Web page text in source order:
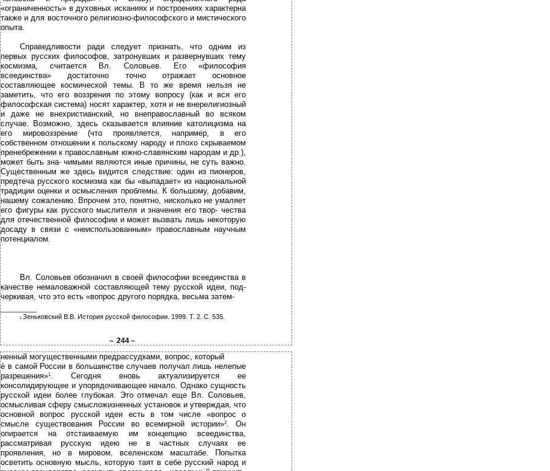
«ограниченность» в духовных исканиях и построениях характерна
также и для восточного религиозно-философского и мистического
опыта.
Справедливости ради следует признать, что одним из
первых русских философов, затронувших и развернувших тему
космизма, считается Вл. Соловьев. Его «философия
всеединства» достаточно точно отражает основное
составляющее космической темы. В то же время нельзя не
заметить, что его воззрения по этому вопросу (как и вся его
философская система) носят характер, хотя и не внерелигиозный
и даже не внехристианский, но внеправославный во всяком
случае. Возможно, здесь сказывается влияние католицизма на
его мировоззрение (что проявляется, например, в его
собственном отношении к польскому народу и плохо скрываемом
пренебрежении к православным южно-славянским народам и др.),
может быть зна- чимыми являются иные причины, не суть важно.
Существенным же здесь видится следствие: один из пионеров,
предтеча русского космизма как бы «выпадает» из национальной
традиции оценки и осмысления проблемы. К большому, добавим,
нашему сожалению. Впрочем это, понятно, нисколько не умаляет
его фигуры как русского мыслителя и значения его твор- чества
для отечественной философии и может вызвать лишь некоторую
досаду в связи с «неиспользованным» православным научным
потенциалом.
Вл. Соловьев обозначил в своей философии всеединства в
качестве немаловажной составляющей тему русской идеи, под-
черкивая, что это есть «вопрос другого порядка, весьма затем-
1 Зеньковский В.В. История русской философии. 1999. Т. 2. С. 535.
– 244 –
ненный могущественными предрассудками, вопрос, который
è в самой России в большинстве случаев получал лишь нелепые
разрешения»1. Сегодня вновь актуализируется ее
консолидирующее и упорядочивающее начало. Однако сущность
русской идеи более глубокая. Это отмечал еще Вл. Соловьев,
осмысливая сферу смысложизненных установок и утверждая, что
основной вопрос русской идеи есть в том числе «вопрос о
смысле существования России во всемирной истории»2. Он
опирается на отстаиваемую им концепцию всеединства,
рассматривая русскую идею не в частных случаях ее
проявления, но в мировом, вселенском масштабе. Попытка
осветить основную мысль, которую таят в себе русский народ и